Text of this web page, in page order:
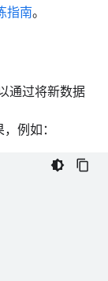
指南。
通过将新数据
例如：